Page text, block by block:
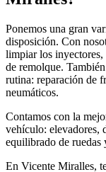
Ponemos una gran
disposición. Con
limpiar los inyectores,
de remolque.
rutina: reparación de
neumáticos.
Contamos con la
vehículo: elevadores,
equilibrado de ruedas
En Vicente Miralles,